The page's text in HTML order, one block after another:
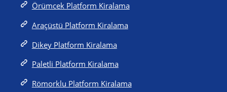
Örümcek Platform Kiralama
Araçüstü Platform Kiralama
Dikey Platform Kiralama
Paletli Platform Kiralama
Römorklu Platform Kiralama